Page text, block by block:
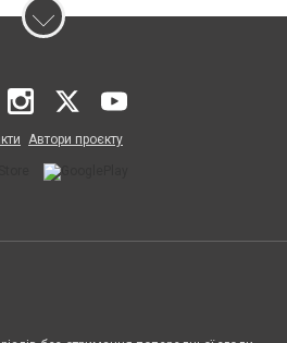
Автори проєкту